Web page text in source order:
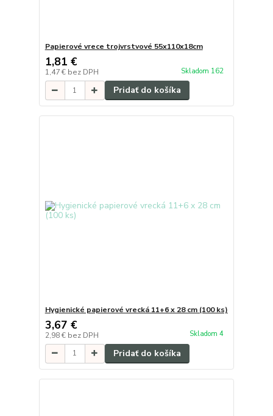
Papierové vrece trojvrstvové 55x110x18cm
1,81 €
1,47 € bez DPH Skladom 162
Pridať do košíka
Hygienické papierové vrecká 11+6 x 28 cm (100 ks)
3,67 €
2,98 € bez DPH Skladom 4
Pridať do košíka